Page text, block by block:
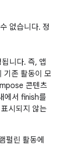
없습니다. 정
니다. 즉, 앱
기존 활동이 모
콘텐츠
에서 finish를
시되지 않는
펄린 활동에